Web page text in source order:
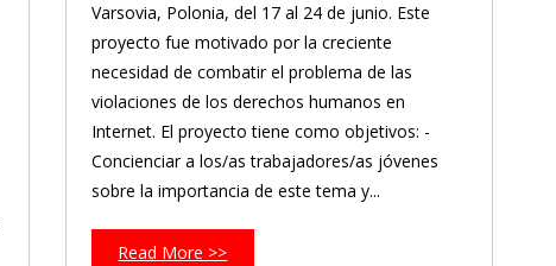
Varsovia, Polonia, del 17 al 24 de junio. Este
proyecto fue motivado por la creciente
necesidad de combatir el problema de las
violaciones de los derechos humanos en
Internet. El proyecto tiene como objetivos: -
Concienciar a los/as trabajadores/as jóvenes
sobre la importancia de este tema y...
Read More >>